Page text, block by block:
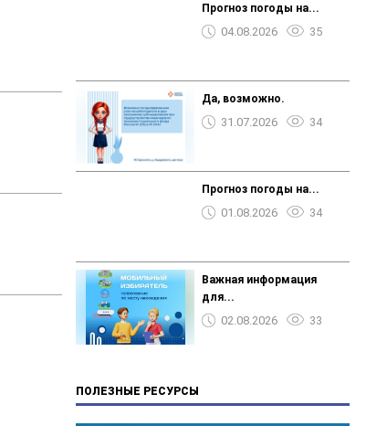
Прогноз погоды на...
04.08.2026 35
Да, возможно.
31.07.2026 34
Прогноз погоды на...
01.08.2026 34
Важная информация
для...
02.08.2026 33
ПОЛЕЗНЫЕ РЕСУРСЫ